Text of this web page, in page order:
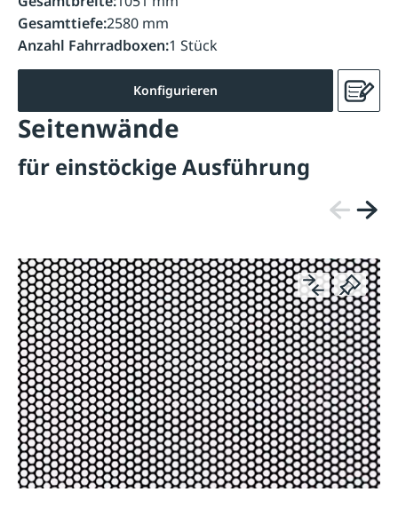
Gesamttiefe:2580 mm
Anzahl Fahrradboxen:1 Stück
Konfigurieren
Seitenwände
für einstöckige Ausführung